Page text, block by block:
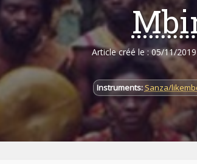
Article créé le : 05/11/2019
Instruments: Sanza/